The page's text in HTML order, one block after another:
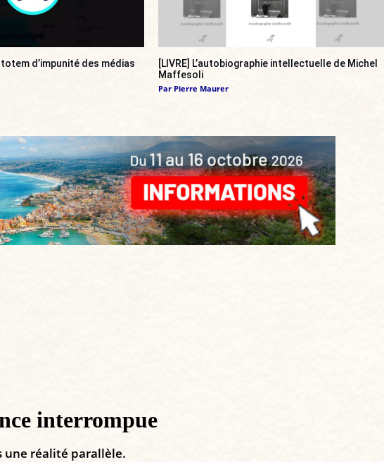
d’impunité des médias
[LIVRE] L’autobiographie intellectuelle de Michel
Maffesoli
Par Pierre Maurer
interrompue
une réalité parallèle.